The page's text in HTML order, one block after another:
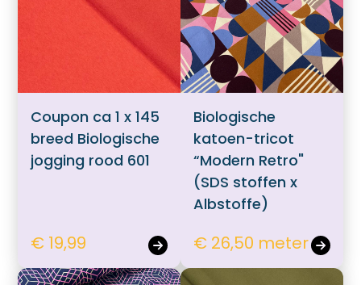
Coupon ca 1 x 145
breed Biologische
jogging rood 601
€ 19,99
Biologische
katoen-tricot
“Modern Retro"
(SDS stoffen x
Albstoffe)
€ 26,50 meter